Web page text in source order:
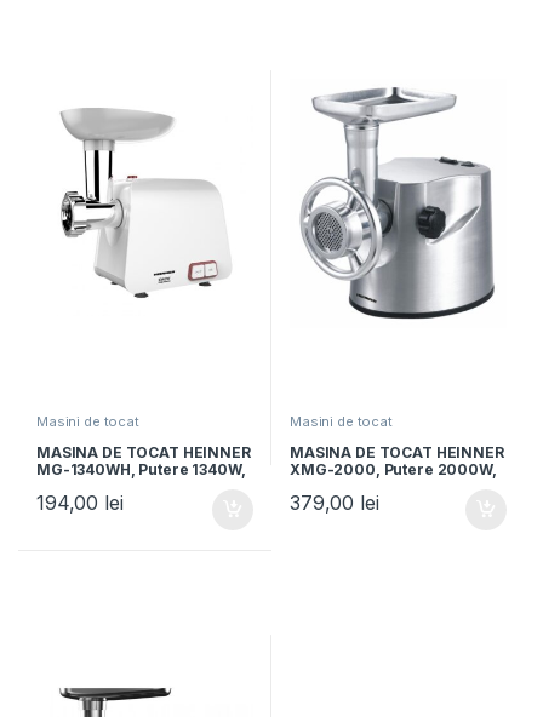
Masini de tocat
MASINA DE TOCAT HEINNER
MG-1340WH, Putere 1340W,
rosii si carnati, Cutit din
194,00 lei
Masini de tocat
MASINA DE TOCAT HEINNER
XMG-2000, Putere 2000W,
2kg/min, Cutit din inox,
379,00 lei